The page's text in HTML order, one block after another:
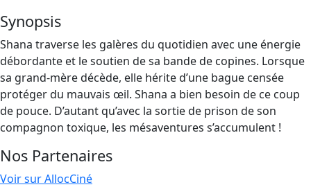
Synopsis
Shana traverse les galères du quotidien avec une énergie
débordante et le soutien de sa bande de copines. Lorsque
sa grand-mère décède, elle hérite d’une bague censée
protéger du mauvais œil. Shana a bien besoin de ce coup
de pouce. D’autant qu’avec la sortie de prison de son
compagnon toxique, les mésaventures s’accumulent !
Nos Partenaires
Voir sur AllocCiné